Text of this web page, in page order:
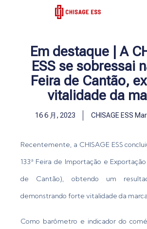
Em destaque | A
ESS se sobressai
Feira de Cantão,
vitalidade da
16 6 月, 2023 CHISAGE ESS
Recentemente, a CHISAGE ESS
133ª Feira de Importação e
de Cantão), obtendo um
demonstrando forte vitalidade da
Como barômetro e indicador do